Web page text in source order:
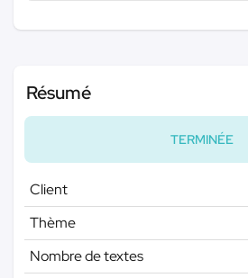
Résumé
TERMINÉE
Client
Thème
Nombre de textes